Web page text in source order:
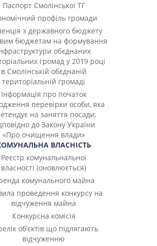
Паспорт Смолінської ТГ
профіль громади
з державного бюджету
бюджетам на формування
обєднаних
громад у 2019 році
в Смолінській обєднаній
територіальній громаді
Інформація про початок
перевірки особи, яка
на заняття посади,
до Закону України
«Про очищення влади»
ВЛАСНІСТЬ
Реєстр комунальнальної
власності (оновлюється)
комунального майна
проведення конкурсу на
відчуження майна
Конкурсна комісія
об’єктів що підлягають
відчуженню